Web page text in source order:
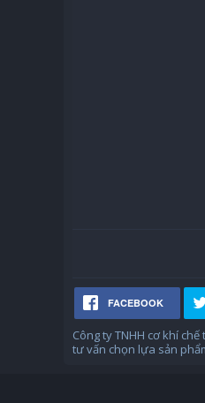
FACEBOOK
Công ty TNHH cơ khí
tư vấn chọn lựa sản